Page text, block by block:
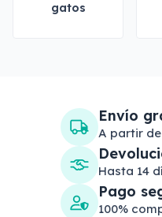
gatos
Envío
A partir
Hasta 14
Pago
100%